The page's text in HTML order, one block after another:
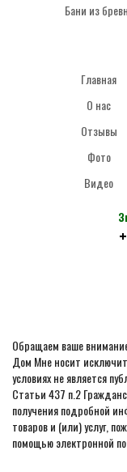
Бани из
Главная
О нас
Отзывы
Фото
Видео
Обращаем ваше
Дом Мне носит
условиях не является
Статьи 437 п.2
получения подробной
товаров и (или) услуг,
помощью электронной